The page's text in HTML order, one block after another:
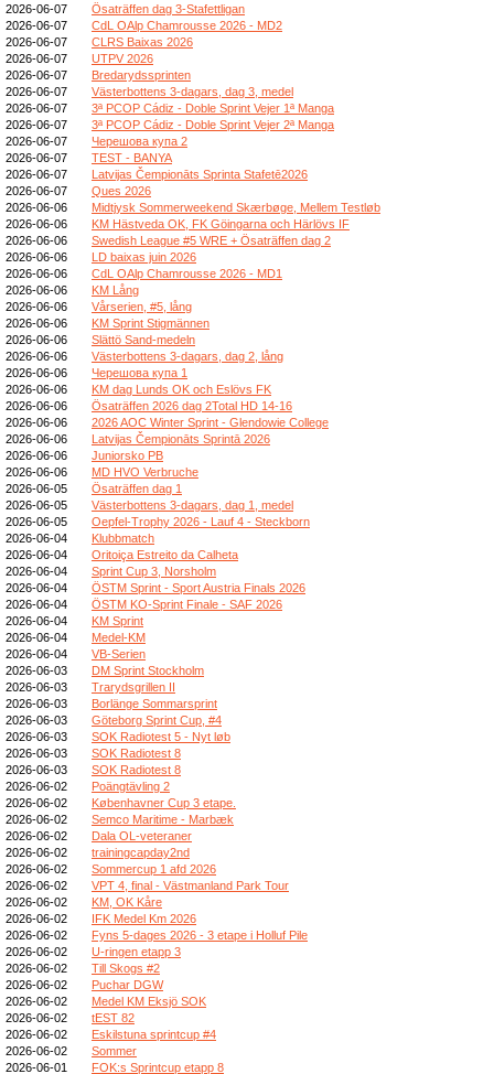
2026-06-07
Ösaträffen dag 3-Stafettligan
2026-06-07
CdL OAlp Chamrousse 2026 - MD2
2026-06-07
CLRS Baixas 2026
2026-06-07
UTPV 2026
2026-06-07
Bredarydssprinten
2026-06-07
Västerbottens 3-dagars, dag 3, medel
2026-06-07
3ª PCOP Cádiz - Doble Sprint Vejer 1ª Manga
2026-06-07
3ª PCOP Cádiz - Doble Sprint Vejer 2ª Manga
2026-06-07
Черешова купа 2
2026-06-07
TEST - BANYA
2026-06-07
Latvijas Čempionāts Sprinta Stafetē2026
2026-06-07
Ques 2026
2026-06-06
Midtjysk Sommerweekend Skærbøge, Mellem Testløb
2026-06-06
KM Hästveda OK, FK Göingarna och Härlövs IF
2026-06-06
Swedish League #5 WRE + Ösaträffen dag 2
2026-06-06
LD baixas juin 2026
2026-06-06
CdL OAlp Chamrousse 2026 - MD1
2026-06-06
KM Lång
2026-06-06
Vårserien, #5, lång
2026-06-06
KM Sprint Stigmännen
2026-06-06
Slättö Sand-medeln
2026-06-06
Västerbottens 3-dagars, dag 2, lång
2026-06-06
Черешова купа 1
2026-06-06
KM dag Lunds OK och Eslövs FK
2026-06-06
Ösaträffen 2026 dag 2Total HD 14-16
2026-06-06
2026 AOC Winter Sprint - Glendowie College
2026-06-06
Latvijas Čempionāts Sprintā 2026
2026-06-06
Juniorsko PB
2026-06-06
MD HVO Verbruche
2026-06-05
Ösaträffen dag 1
2026-06-05
Västerbottens 3-dagars, dag 1, medel
2026-06-05
Oepfel-Trophy 2026 - Lauf 4 - Steckborn
2026-06-04
Klubbmatch
2026-06-04
Oritoiça Estreito da Calheta
2026-06-04
Sprint Cup 3, Norsholm
2026-06-04
ÖSTM Sprint - Sport Austria Finals 2026
2026-06-04
ÖSTM KO-Sprint Finale - SAF 2026
2026-06-04
KM Sprint
2026-06-04
Medel-KM
2026-06-04
VB-Serien
2026-06-03
DM Sprint Stockholm
2026-06-03
Trarydsgrillen II
2026-06-03
Borlänge Sommarsprint
2026-06-03
Göteborg Sprint Cup, #4
2026-06-03
SOK Radiotest 5 - Nyt løb
2026-06-03
SOK Radiotest 8
2026-06-03
SOK Radiotest 8
2026-06-02
Poängtävling 2
2026-06-02
Københavner Cup 3 etape.
2026-06-02
Semco Maritime - Marbæk
2026-06-02
Dala OL-veteraner
2026-06-02
trainingcapday2nd
2026-06-02
Sommercup 1 afd 2026
2026-06-02
VPT 4, final - Västmanland Park Tour
2026-06-02
KM, OK Kåre
2026-06-02
IFK Medel Km 2026
2026-06-02
Fyns 5-dages 2026 - 3 etape i Holluf Pile
2026-06-02
U-ringen etapp 3
2026-06-02
Till Skogs #2
2026-06-02
Puchar DGW
2026-06-02
Medel KM Eksjö SOK
2026-06-02
tEST 82
2026-06-02
Eskilstuna sprintcup #4
2026-06-02
Sommer
2026-06-01
FOK:s Sprintcup etapp 8